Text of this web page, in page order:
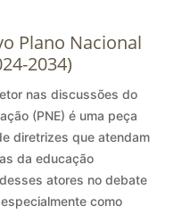
Plano Nacional
2034)
nas discussões do
(PNE) é uma peça
diretrizes que atendam
da educação
atores no debate
como